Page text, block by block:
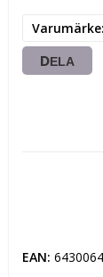
Varumärke
DELA
EAN: